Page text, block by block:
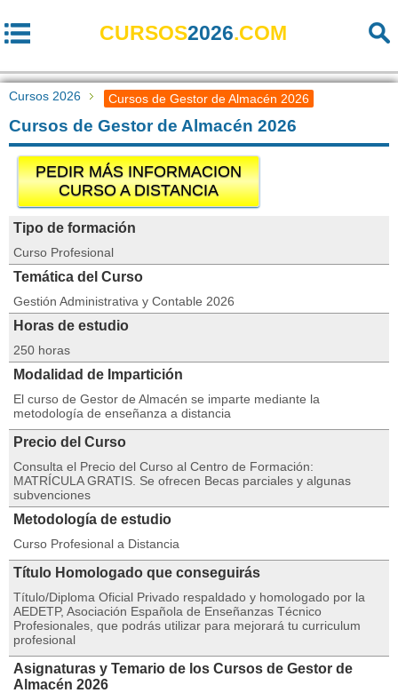
CURSOS2026.COM
Cursos 2026 Cursos de Gestor de Almacén 2026
Cursos de Gestor de Almacén 2026
PEDIR MÁS INFORMACION
CURSO A DISTANCIA
Tipo de formación
Curso Profesional
Temática del Curso
Gestión Administrativa y Contable 2026
Horas de estudio
250 horas
Modalidad de Impartición
El curso de Gestor de Almacén se imparte mediante la
metodología de enseñanza a distancia
Precio del Curso
Consulta el Precio del Curso al Centro de Formación:
MATRÍCULA GRATIS. Se ofrecen Becas parciales y algunas
subvenciones
Metodología de estudio
Curso Profesional a Distancia
Título Homologado que conseguirás
Título/Diploma Oficial Privado respaldado y homologado por la
AEDETP, Asociación Española de Enseñanzas Técnico
Profesionales, que podrás utilizar para mejorará tu curriculum
profesional
Asignaturas y Temario de los Cursos de Gestor de
Almacén 2026